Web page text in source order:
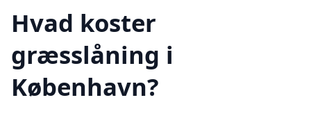
Hvad koster
græsslåning i
København?